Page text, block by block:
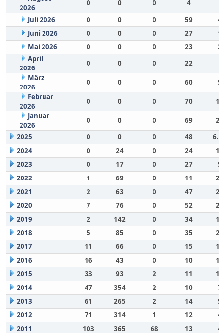
2026
0 0 0
4
Juli 2026
0 0 0 59
Juni 2026
0 0 0 27
Mai 2026
0 0 0 23
April
2026
0 0 0
22
März
2026
0 0 0 60
Februar
2026
0 0 0 70
Januar
2026
0 0 0 69
2025
0 0 0 48
2024
0 24 0 24
2023
0 17 0 27
2022
1 69 0 11
2021
2 63 0 47
2020
7 76 0 52
2019
2 142 0 34
2018
5 85 0 35
2017
11 66 0 15
2016
16 43 0 10
2015
33 93 2 11
2014
47 354 2 10
2013
61 265 2 14
2012
71 314 1 12
2011
103 365 68 13